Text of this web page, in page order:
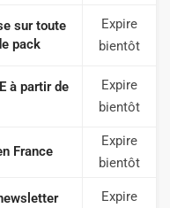
sur toute
pack
Expire
bientôt
à partir de
Expire
bientôt
France
Expire
bientôt
Expire